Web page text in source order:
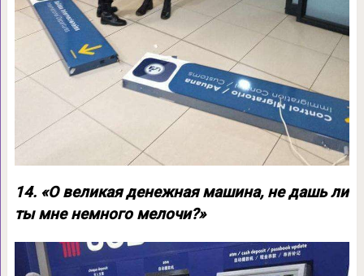
14. «О великая денежная машина, не дашь ли
ты мне немного мелочи?»